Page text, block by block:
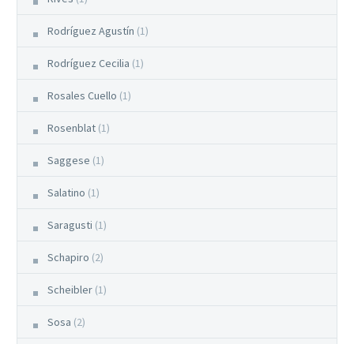
Rodríguez Agustín (1)
Rodríguez Cecilia (1)
Rosales Cuello (1)
Rosenblat (1)
Saggese (1)
Salatino (1)
Saragusti (1)
Schapiro (2)
Scheibler (1)
Sosa (2)